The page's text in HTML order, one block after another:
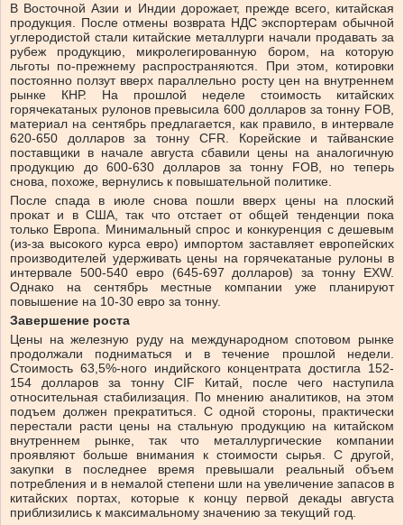
В Восточной Азии и Индии дорожает, прежде всего, китайская
продукция. После отмены возврата НДС экспортерам обычной
углеродистой стали китайские металлурги начали продавать за
рубеж продукцию, микролегированную бором, на которую
льготы по-прежнему распространяются. При этом, котировки
постоянно ползут вверх параллельно росту цен на внутреннем
рынке КНР. На прошлой неделе стоимость китайских
горячекатаных рулонов превысила 600 долларов за тонну FOB,
материал на сентябрь предлагается, как правило, в интервале
620-650 долларов за тонну CFR. Корейские и тайванские
поставщики в начале августа сбавили цены на аналогичную
продукцию до 600-630 долларов за тонну FOB, но теперь
снова, похоже, вернулись к повышательной политике.
После спада в июле снова пошли вверх цены на плоский
прокат и в США, так что отстает от общей тенденции пока
только Европа. Минимальный спрос и конкуренция с дешевым
(из-за высокого курса евро) импортом заставляет европейских
производителей удерживать цены на горячекатаные рулоны в
интервале 500-540 евро (645-697 долларов) за тонну EXW.
Однако на сентябрь местные компании уже планируют
повышение на 10-30 евро за тонну.
Завершение роста
Цены на железную руду на международном спотовом рынке
продолжали подниматься и в течение прошлой недели.
Стоимость 63,5%-ного индийского концентрата достигла 152-
154 долларов за тонну CIF Китай, после чего наступила
относительная стабилизация. По мнению аналитиков, на этом
подъем должен прекратиться. С одной стороны, практически
перестали расти цены на стальную продукцию на китайском
внутреннем рынке, так что металлургические компании
проявляют больше внимания к стоимости сырья. С другой,
закупки в последнее время превышали реальный объем
потребления и в немалой степени шли на увеличение запасов в
китайских портах, которые к концу первой декады августа
приблизились к максимальному значению за текущий год.